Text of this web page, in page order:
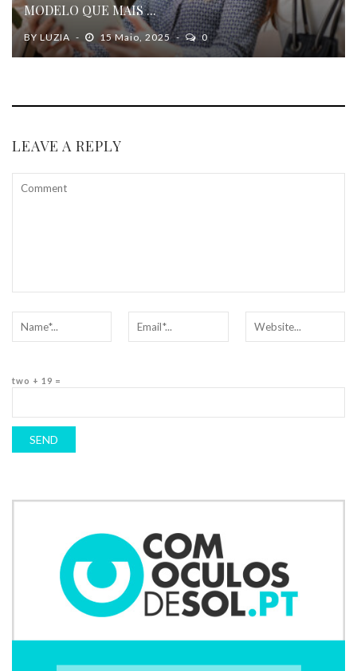
MODELO QUE MAIS ...
BY LUZIA 15 Maio, 2025 0
LEAVE A REPLY
two + 19 =